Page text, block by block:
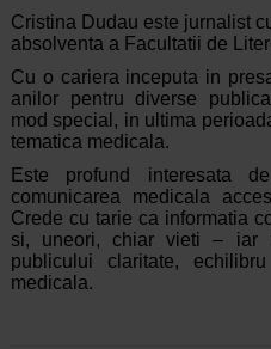
Cristina Dudau este jurnalist
absolventa a Facultatii de
Cu o cariera inceputa in
anilor pentru diverse
mod special, in ultima
tematica medicala.
Este profund interesata
comunicarea medicala
Crede cu tarie ca informatia
si, uneori, chiar vieti – iar
publicului claritate,
medicala.